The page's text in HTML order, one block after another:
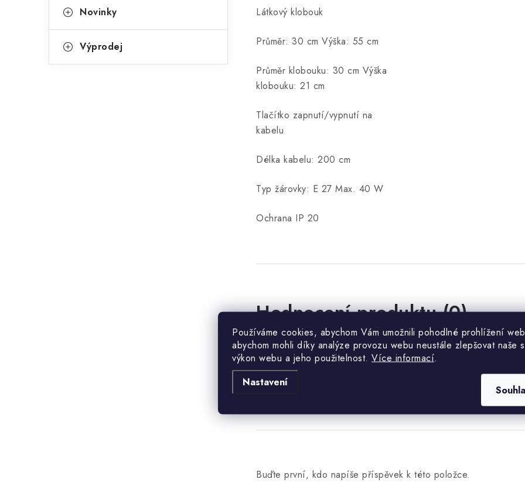
Používáme cookies, abychom Vám umožnili pohodlné prohlížení
abychom mohli díky analýze provozu webu neustále zlepšovat naše
výkon webu a jeho použitelnost. Více informací.
Nastavení
Novinky
Výprodej
Látkový klobouk
Průměr: 30 cm Výška: 55 cm
Průměr klobouku: 30 cm Výška
klobouku: 21 cm
Tlačítko zapnutí/vypnutí na
kabelu
Délka kabelu: 200 cm
Typ žárovky: E 27 Max. 40 W
Ochrana IP 20
Hodnocení produktu (0)
Buďte první, kdo napíše příspěvek k této položce.
Buďte první, kdo napíše příspěvek k této položce.